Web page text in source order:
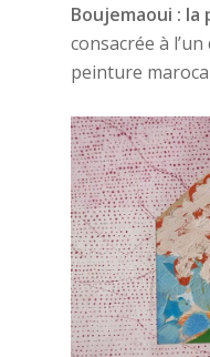
Boujemaoui :
consacrée à
peinture